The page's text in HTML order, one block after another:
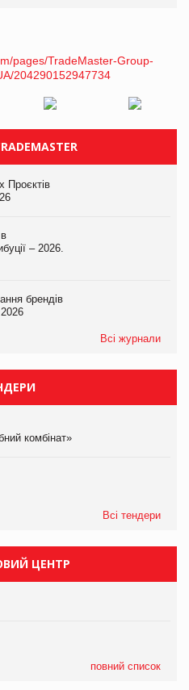
Проєктів
– 2026.
брендів
Всі журнали
комбінат»
Всі тендери
ЦЕНТР
повний список